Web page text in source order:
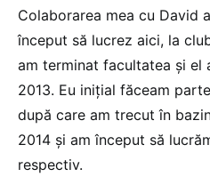
Colaborarea mea cu David
început să lucrez aici, la
am terminat facultatea și el
2013. Eu inițial făceam
după care am trecut în
2014 și am început să
respectiv.